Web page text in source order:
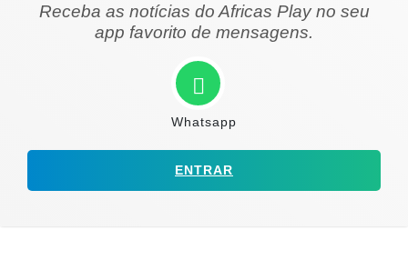
Receba as notícias do Africas Play no seu
app favorito de mensagens.
Whatsapp
ENTRAR